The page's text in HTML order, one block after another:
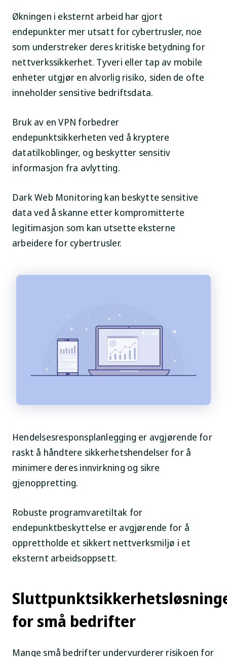
Økningen i eksternt arbeid har gjort
endepunkter mer utsatt for cybertrusler, noe
som understreker deres kritiske betydning for
nettverkssikkerhet. Tyveri eller tap av mobile
enheter utgjør en alvorlig risiko, siden de ofte
inneholder sensitive bedriftsdata.
Bruk av en VPN forbedrer
endepunktsikkerheten ved å kryptere
datatilkoblinger, og beskytter sensitiv
informasjon fra avlytting.
Dark Web Monitoring kan beskytte sensitive
data ved å skanne etter kompromitterte
legitimasjon som kan utsette eksterne
arbeidere for cybertrusler.
Hendelsesresponsplanlegging er avgjørende for
raskt å håndtere sikkerhetshendelser for å
minimere deres innvirkning og sikre
gjenoppretting.
Robuste programvaretiltak for
endepunktbeskyttelse er avgjørende for å
opprettholde et sikkert nettverksmiljø i et
eksternt arbeidsoppsett.
for små bedrifter
Mange små bedrifter undervurderer risikoen for